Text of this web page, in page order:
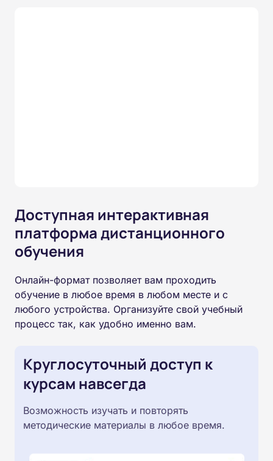
Доступная интерактивная
платформа дистанционного
обучения
Онлайн-формат позволяет вам проходить
обучение в любое время в любом месте и с
любого устройства. Организуйте свой учебный
процесс так, как удобно именно вам.
Круглосуточный доступ к
курсам навсегда
Возможность изучать и повторять
методические материалы в любое время.